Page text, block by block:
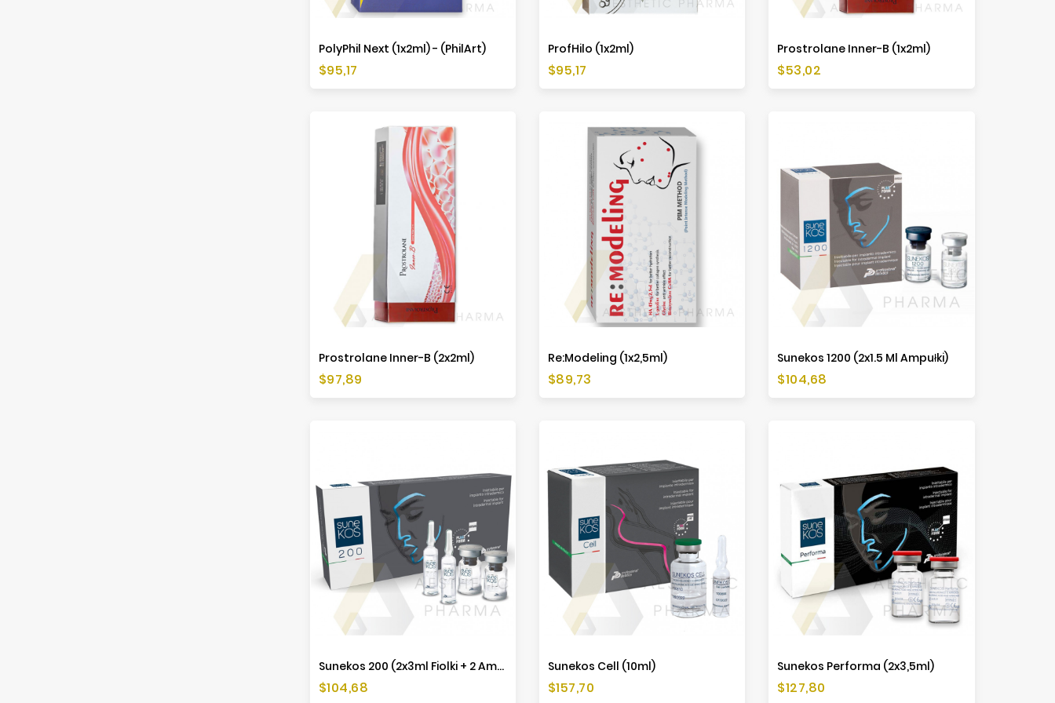
PolyPhil Next (1x2ml) - (PhilArt)
Cena
$95,17
ProfHilo (1x2ml)
Cena
$95,17
Prostrolane Inner-B (1x2ml)
Cena
$53,02
Prostrolane Inner-B (2x2ml)
Cena
$97,89
Re:Modeling (1x2,5ml)
Cena
$89,73
Sunekos 1200 (2x1.5 Ml Ampułki)
Cena
$104,68
Sunekos 200 (2x3ml Fiolki + 2 Ampułki)
Cena
$104,68
Sunekos Cell (10ml)
Cena
$157,70
Sunekos Performa (2x3,5ml)
Cena
$127,80